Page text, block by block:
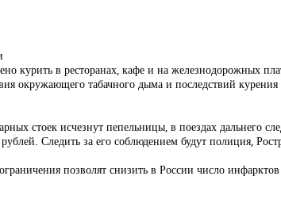
курить в ресторанах, кафе и на железнодорожных
окружающего табачного дыма и последствий
стоек исчезнут пепельницы, в поездах дальнего
Следить за его соблюдением будут полиция,
позволят снизить в России число